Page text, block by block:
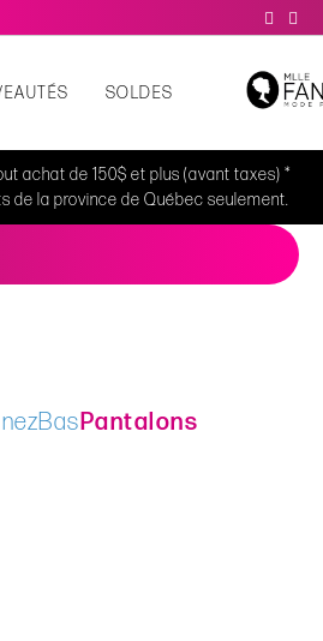
SOLDES
achat de 150$ et plus (avant taxes) *
de la province de Québec seulement.
BasPantalons